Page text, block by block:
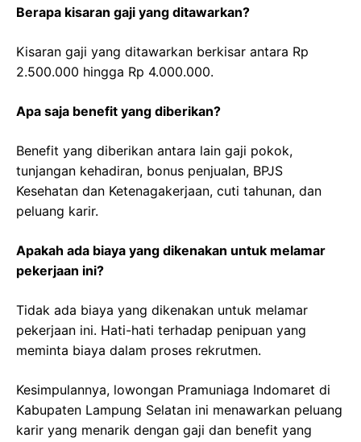
Berapa kisaran gaji yang ditawarkan?
Kisaran gaji yang ditawarkan berkisar antara Rp
2.500.000 hingga Rp 4.000.000.
Apa saja benefit yang diberikan?
Benefit yang diberikan antara lain gaji pokok,
tunjangan kehadiran, bonus penjualan, BPJS
Kesehatan dan Ketenagakerjaan, cuti tahunan, dan
peluang karir.
Apakah ada biaya yang dikenakan untuk melamar
pekerjaan ini?
Tidak ada biaya yang dikenakan untuk melamar
pekerjaan ini. Hati-hati terhadap penipuan yang
meminta biaya dalam proses rekrutmen.
Kesimpulannya, lowongan Pramuniaga Indomaret di
Kabupaten Lampung Selatan ini menawarkan peluang
karir yang menarik dengan gaji dan benefit yang